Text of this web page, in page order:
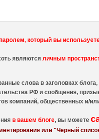
который вы
являютсяличным
слова в заголовках блога,
РФ и сообщения,
компаний, общественных и/
в вашем блоге, вы можете
или "Черный